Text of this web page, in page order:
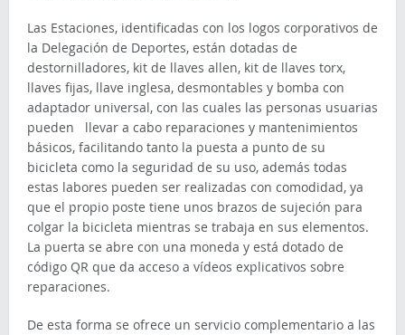
Las Estaciones, identificadas con los logos corporativos de
la Delegación de Deportes, están dotadas de
destornilladores, kit de llaves allen, kit de llaves torx,
llaves fijas, llave inglesa, desmontables y bomba con
adaptador universal, con las cuales las personas usuarias
pueden llevar a cabo reparaciones y mantenimientos
básicos, facilitando tanto la puesta a punto de su
bicicleta como la seguridad de su uso, además todas
estas labores pueden ser realizadas con comodidad, ya
que el propio poste tiene unos brazos de sujeción para
colgar la bicicleta mientras se trabaja en sus elementos.
La puerta se abre con una moneda y está dotado de
código QR que da acceso a vídeos explicativos sobre
reparaciones.
De esta forma se ofrece un servicio complementario a las